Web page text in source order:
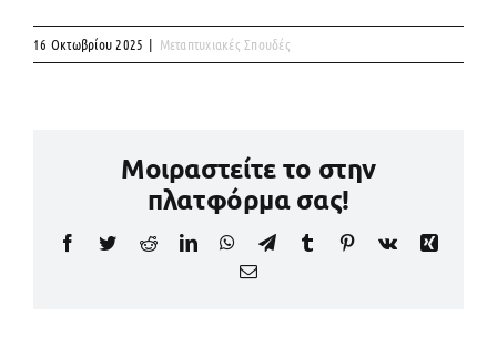
16 Οκτωβρίου 2025 | Μεταπτυχιακές Σπουδές
Μοιραστείτε το στην
πλατφόρμα σας!
Facebook
TwitterRedditLinkedInWhatsApp
TelegramTumblr Pinterest
Vk
Xing
Email